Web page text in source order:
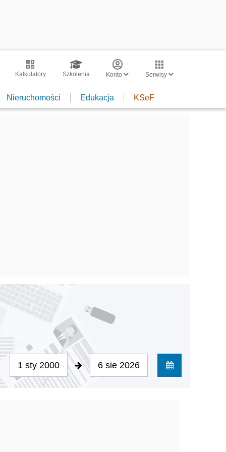
Kalkulatory Szkolenia Konto Serwisy
Nieruchomości Edukacja KSeF
1 sty 2000 6 sie 2026